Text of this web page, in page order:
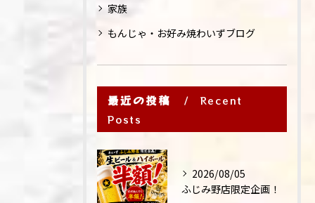
家族
もんじゃ・お好み焼わいずブログ
最近の投稿
Recent
Posts
2026/08/05
ふじみ野店限定企画！